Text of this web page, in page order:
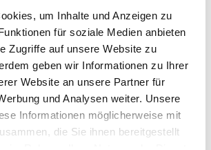
um Inhalte und Anzeigen zu
für soziale Medien anbieten
Zugriffe auf unsere Website zu
geben wir Informationen zu Ihrer
Website an unsere Partner für
und Analysen weiter. Unsere
Informationen möglicherweise mit
die Sie ihnen bereitgestellt
rechnet man in
mit einem Wachstum. So soll der
um 3,5 bis 5 Prozent
soll die Fusion der Konzerne in
fünf Jahren Einsparungen
erwartet EssilorLuxottica
von 420 bis 600 Millionen Euro
operativen und beim
der Konzern von einem Anstieg